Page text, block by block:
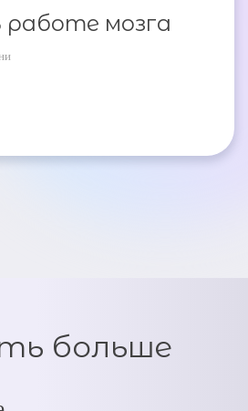
работе мозга
больше